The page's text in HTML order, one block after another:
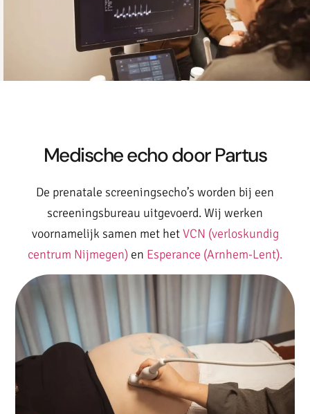
Medische echo door Partus
De prenatale screeningsecho’s worden bij een
screeningsbureau uitgevoerd. Wij werken
voornamelijk samen met hetVCN (verloskundig
centrum Nijmegen) en Esperance (Arnhem-Lent).